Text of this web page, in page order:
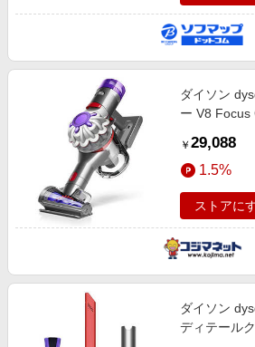
ダイソン
ー V8 Focus
￥ 29,088
1.5%
ストアに
ダイソン
ディテール